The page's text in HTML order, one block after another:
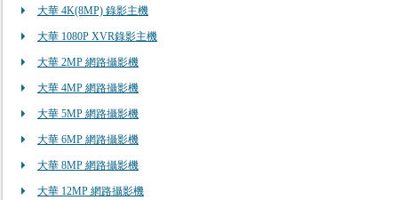
大華 4K(8MP) 錄影主機
大華 1080P XVR錄影主機
大華 2MP 網路攝影機
大華 4MP 網路攝影機
大華 5MP 網路攝影機
大華 6MP 網路攝影機
大華 8MP 網路攝影機
大華 12MP 網路攝影機